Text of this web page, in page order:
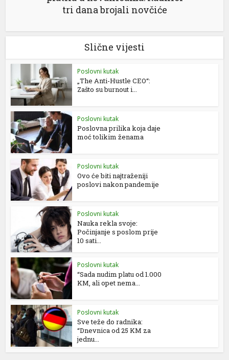
tri dana brojali novčiće
Slične vijesti
Poslovni kutak
„The Anti-Hustle CEO“:
Zašto su burnout i...
Poslovni kutak
Poslovna prilika koja daje
moć tolikim ženama
Poslovni kutak
Ovo će biti najtraženiji
poslovi nakon pandemije
Poslovni kutak
Nauka rekla svoje:
Počinjanje s poslom prije
10 sati...
Poslovni kutak
“Sada nudim platu od 1.000
KM, ali opet nema...
Poslovni kutak
Sve teže do radnika:
“Dnevnica od 25 KM za
jednu...